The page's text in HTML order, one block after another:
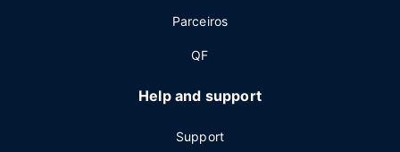
Parceiros
QF
Help and support
Support